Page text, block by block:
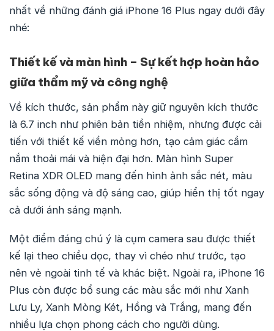
nhất về những đánh giá iPhone 16 Plus ngay dưới đây
nhé:
Thiết kế và màn hình – Sự kết hợp hoàn hảo
giữa thẩm mỹ và công nghệ
Về kích thước, sản phẩm này giữ nguyên kích thước
là 6.7 inch như phiên bản tiền nhiệm, nhưng được cải
tiến với thiết kế viền mỏng hơn, tạo cảm giác cầm
nắm thoải mái và hiện đại hơn. Màn hình Super
Retina XDR OLED mang đến hình ảnh sắc nét, màu
sắc sống động và độ sáng cao, giúp hiển thị tốt ngay
cả dưới ánh sáng mạnh.
Một điểm đáng chú ý là cụm camera sau được thiết
kế lại theo chiều dọc, thay vì chéo như trước, tạo
nên vẻ ngoài tinh tế và khác biệt. Ngoài ra, iPhone 16
Plus còn được bổ sung các màu sắc mới như Xanh
Lưu Ly, Xanh Mòng Két, Hồng và Trắng, mang đến
nhiều lựa chọn phong cách cho người dùng.